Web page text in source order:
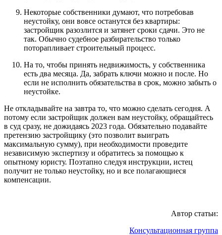
Некоторые собственники думают, что потребовав
неустойку, они вовсе останутся без квартиры:
застройщик разозлится и затянет сроки сдачи. Это не
так. Обычно судебное разбирательство только
поторапливает строительный процесс.
На то, чтобы принять недвижимость, у собственника
есть два месяца. Да, забрать ключи можно и после. Но
если не исполнить обязательства в срок, можно забыть о
неустойке.
Не откладывайте на завтра то, что можно сделать сегодня. А
потому если застройщик должен вам неустойку, обращайтесь
в суд сразу, не дожидаясь 2023 года. Обязательно подавайте
претензию застройщику (это позволит выиграть
максимальную сумму), при необходимости проведите
независимую экспертизу и обратитесь за помощью к
опытному юристу. Поэтапно следуя инструкции, истец
получит не только неустойку, но и все полагающиеся
компенсации.
Автор статьи:
Консультационная группа